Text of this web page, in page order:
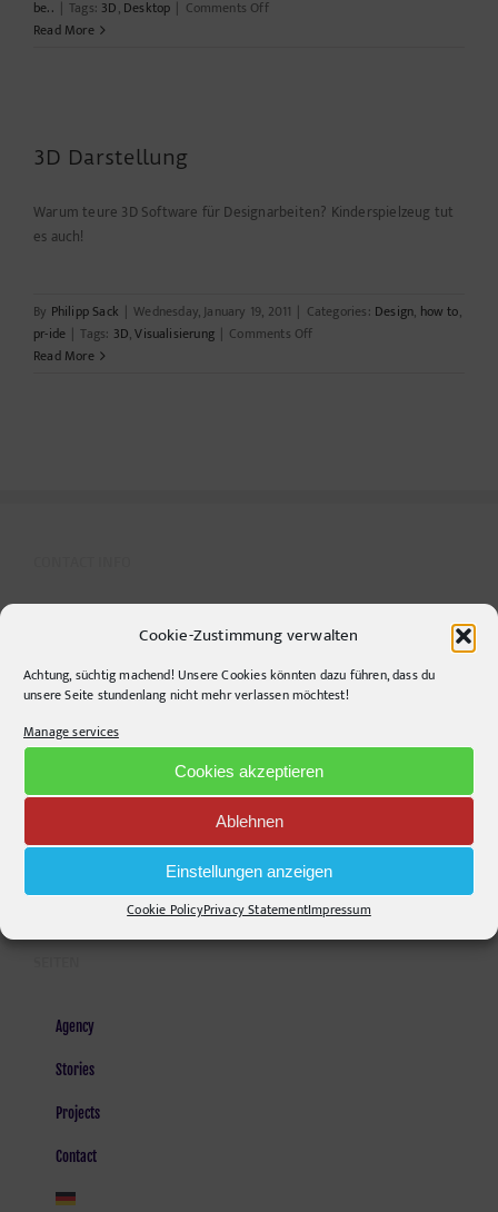
Cookie-Zustimmung verwalten
Achtung, süchtig machend! Unsere Cookies könnten dazu führen, dass du
unsere Seite stundenlang nicht mehr verlassen möchtest!
Manage services
Cookies akzeptieren
Ablehnen
Einstellungen anzeigen
Cookie PolicyPrivacy StatementImpressum
be.. | Tags: 3D, Desktop | Comments Offon
Read More
3D Darstellung
Warum teure 3D Software für Designarbeiten? Kinderspielzeug tut
es auch!
By Philipp Sack | Wednesday, January 19, 2011 | Categories: Design, how to,
pr-ide | Tags: 3D,Visualisierung | Comments Offon
Read More
10555Berlin
E-Mail:info@pr-ide.de
Kontakt und Anfahrt
Agency
Stories
Projects
Contact